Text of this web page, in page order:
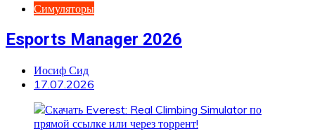
Симуляторы
Esports Manager 2026
Иосиф Сид
17.07.2026